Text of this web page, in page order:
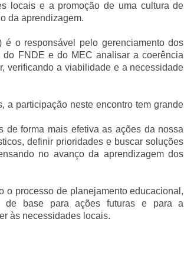
locais e a promoção de uma cultura de
da aprendizagem.
o responsável pelo gerenciamento dos
FNDE e do MEC analisar a coerência
verificando a viabilidade e a necessidade
a participação neste encontro tem grande
de forma mais efetiva as ações da nossa
definir prioridades e buscar soluções
no avanço da aprendizagem dos
o processo de planejamento educacional,
de base para ações futuras e para a
às necessidades locais.